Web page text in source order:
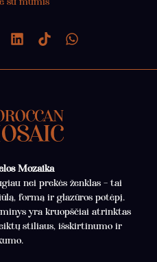
Mozaika
nei prekės ženklas – tai
formą ir glazūros potėpį.
yra kruopščiai atrinktas
stiliaus, išskirtinumo ir